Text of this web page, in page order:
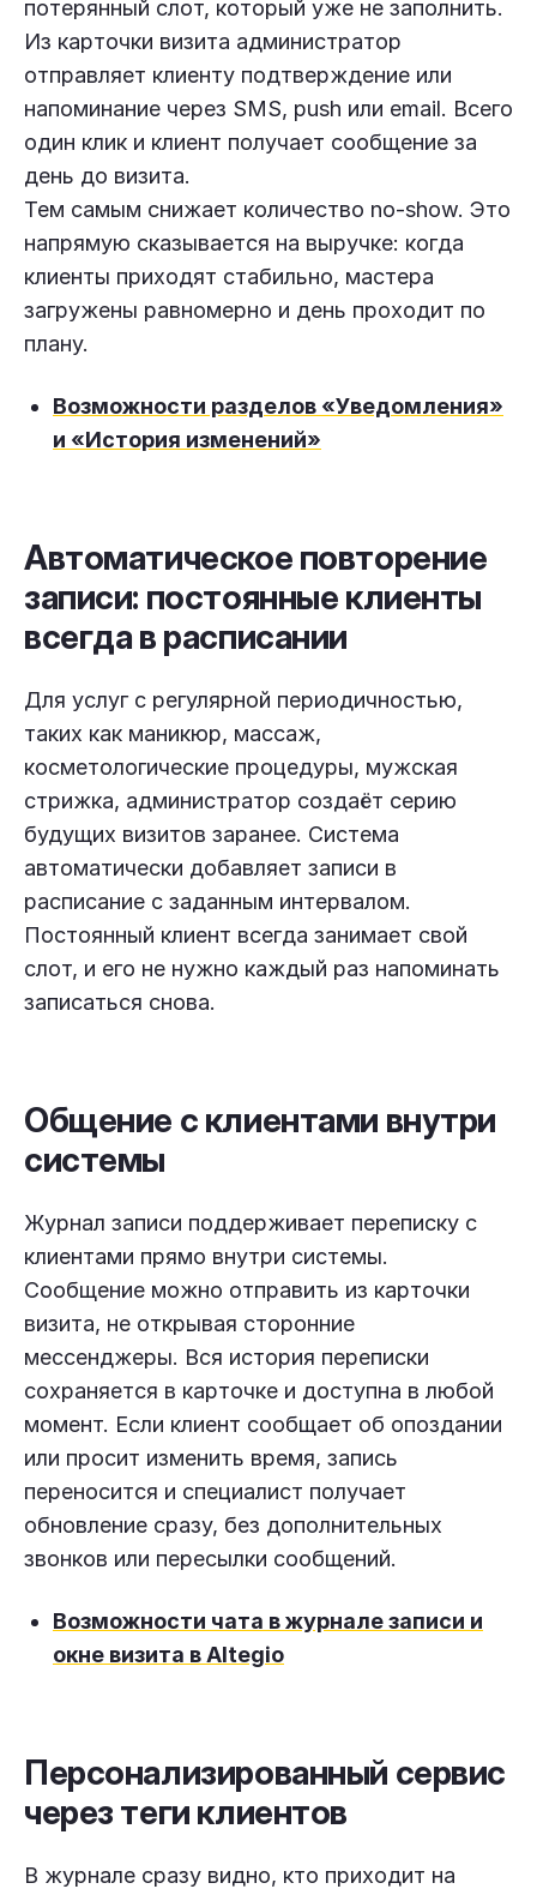
потерянный слот, который уже не заполнить.
Из карточки визита администратор
отправляет клиенту подтверждение или
напоминание через SMS, push или email. Всего
один клик и клиент получает сообщение за
день до визита.
Тем самым снижает количество no-show. Это
напрямую сказывается на выручке: когда
клиенты приходят стабильно, мастера
загружены равномерно и день проходит по
плану.
Возможности разделов «Уведомления»
и «История изменений»
Автоматическое повторение
записи: постоянные клиенты
всегда в расписании
Для услуг с регулярной периодичностью,
таких как маникюр, массаж,
косметологические процедуры, мужская
стрижка, администратор создаёт серию
будущих визитов заранее. Система
автоматически добавляет записи в
расписание с заданным интервалом.
Постоянный клиент всегда занимает свой
слот, и его не нужно каждый раз напоминать
записаться снова.
Общение с клиентами внутри
системы
Журнал записи поддерживает переписку с
клиентами прямо внутри системы.
Сообщение можно отправить из карточки
визита, не открывая сторонние
мессенджеры. Вся история переписки
сохраняется в карточке и доступна в любой
момент. Если клиент сообщает об опоздании
или просит изменить время, запись
переносится и специалист получает
обновление сразу, без дополнительных
звонков или пересылки сообщений.
Возможности чата в журнале записи и
окне визита в Altegio
Персонализированный сервис
через теги клиентов
В журнале сразу видно, кто приходит на